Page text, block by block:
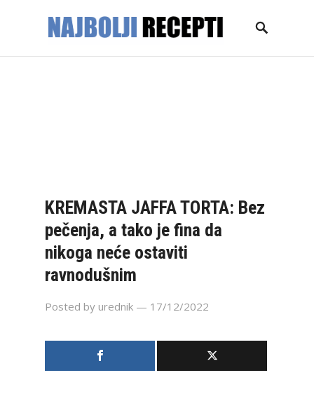
KREMASTA JAFFA TORTA: Bez
pečenja, a tako je fina da
nikoga neće ostaviti
ravnodušnim
Posted by urednik — 17/12/2022